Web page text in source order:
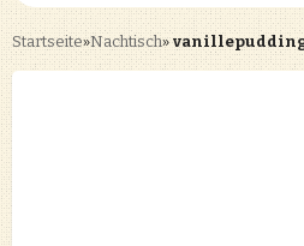
Startseite»Nachtisch»